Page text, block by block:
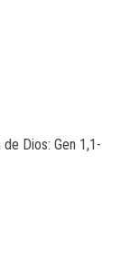
Dios: Gen 1,1-